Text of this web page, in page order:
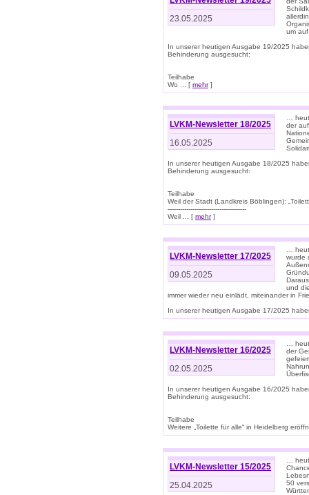
23.05.2025
um
In unserer heutigen Ausgabe 19/2025
Behinderung ausgesucht:
Teilhabe
Wo ... [ mehr]
LVKM-Newsletter 18/2025
16.05.2025
…
der
In unserer heutigen Ausgabe 18/2025
Behinderung ausgesucht:
Teilhabe
Weil der Stadt (Landkreis Böblingen):
--------------------------------------
Weil ... [ mehr]
LVKM-Newsletter 17/2025
09.05.2025
…
wurde
und
immer wieder neu einlädt, miteinander in
In unserer heutigen Ausgabe 17/2025
LVKM-Newsletter 16/2025
02.05.2025
…
der
In unserer heutigen Ausgabe 16/2025
Behinderung ausgesucht:
Teilhabe
Weitere „Toilette für alle“ in Heidelberg
LVKM-Newsletter 15/2025
25.04.2025
…
50